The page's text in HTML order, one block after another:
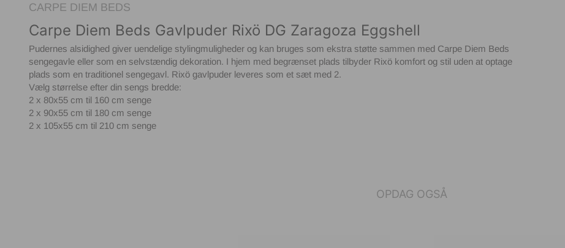
CARPE DIEM BEDS
Carpe Diem Beds Gavlpuder Rixö DG Zaragoza Eggshell
Pudernes alsidighed giver uendelige stylingmuligheder og kan bruges som ekstra støtte sammen med Carpe Diem Beds
sengegavle eller som en selvstændig dekoration. I hjem med begrænset plads tilbyder Rixö komfort og stil uden at optage
plads som en traditionel sengegavl. Rixö gavlpuder leveres som et sæt med 2.
Vælg størrelse efter din sengs bredde:
2 x 80x55 cm til 160 cm senge
2 x 90x55 cm til 180 cm senge
2 x 105x55 cm til 210 cm senge
OPDAG OGSÅ